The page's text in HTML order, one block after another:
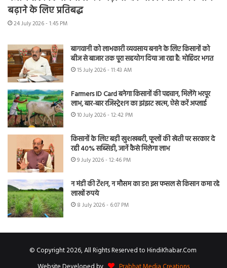
बढ़ाने के लिए प्रतिबद्ध
24 July 2026 - 1:45 PM
बागवानी को लाभकारी व्यवसाय बनाने के लिए किसानों को
बीज से बाजार तक पूरा सहयोग दिया जा रहा है: मोहिंदर भगत
15 July 2026 - 11:43 AM
Farmers ID Card बनेगा किसानों की पहचान, मिलेंगे भरपूर
लाभ, बार-बार रजिस्ट्रेशन का झंझट खत्म, ऐसे करें अप्लाई
10 July 2026 - 12:42 PM
किसानों के लिए बड़ी खुशखबरी, फूलों की खेती पर सरकार दे
रही 40% सब्सिडी, जानें कैसे मिलेगा लाभ
9 July 2026 - 12:46 PM
न मंडी की टेंशन, न मौसम का डर! इस फसल से किसान कमा रहे
लाखों रुपये
8 July 2026 - 6:07 PM
© Copyright 2026, All Rights Reserved to HindiKhabar.Com